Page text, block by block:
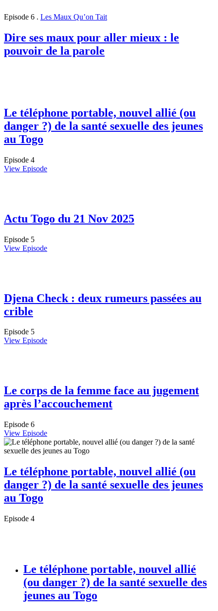
Episode 6 . Les Maux Qu’on Tait
Dire ses maux pour aller mieux : le
pouvoir de la parole
Le téléphone portable, nouvel allié (ou
danger ?) de la santé sexuelle des jeunes
au Togo
Episode 4
View Episode
Actu Togo du 21 Nov 2025
Episode 5
View Episode
Djena Check : deux rumeurs passées au
crible
Episode 5
View Episode
Le corps de la femme face au jugement
après l’accouchement
Episode 6
View Episode
Le téléphone portable, nouvel allié (ou
danger ?) de la santé sexuelle des jeunes
au Togo
Episode 4
Le téléphone portable, nouvel allié
(ou danger ?) de la santé sexuelle des
jeunes au Togo